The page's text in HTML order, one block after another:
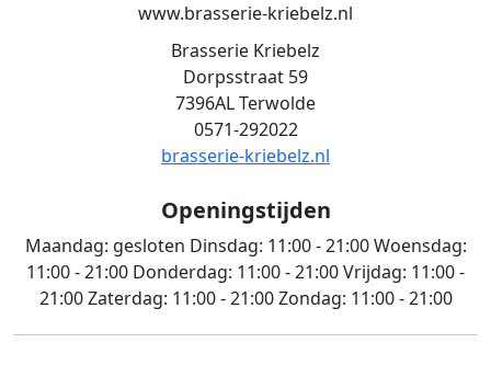
www.brasserie-kriebelz.nl
Brasserie Kriebelz
Dorpsstraat 59
7396AL Terwolde
0571-292022
brasserie-kriebelz.nl
Openingstijden
Maandag: gesloten Dinsdag: 11:00 - 21:00Woensdag:
11:00 - 21:00 Donderdag: 11:00 - 21:00Vrijdag: 11:00 -
21:00Zaterdag: 11:00 - 21:00Zondag: 11:00 - 21:00